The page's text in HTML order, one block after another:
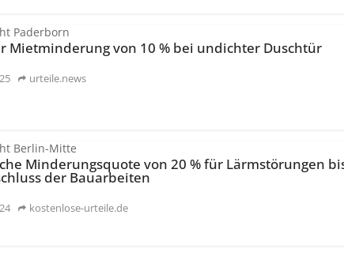
Paderborn
Mietminderung von 10 % bei undichter Duschtür
urteile.news
Berlin-Mitte
Minderungsquote von 20 % für Lärmstörungen
der Bauarbeiten
kostenlose-urteile.de